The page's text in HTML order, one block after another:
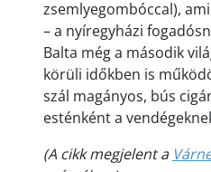
zsemlyegombóccal),
– a nyíregyházi
Balta még a második
körüli időkben is
szál magányos, bús
esténként a
(A cikk megjelent a